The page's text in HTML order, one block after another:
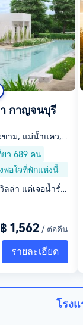
กาญจนบุรี
ขาม, แม่น้ำแคว,
จังหวัดกาญจนบุรี,
ว 689 คน
พอใจที่พักแห่งนี้
ล่า แต่เจอน้ำรั่ว
ประมาณ 4-5 จุด
แต่พนักงานน่ารักม
พิ่ม 1 ห้อง ห้องแรก
น ห้องที่ 2 สายฝั
แฟ น้ำดื่ม และชาใ
฿ 1,562 / ต่อคืน
รายละเอียด
โรงแ